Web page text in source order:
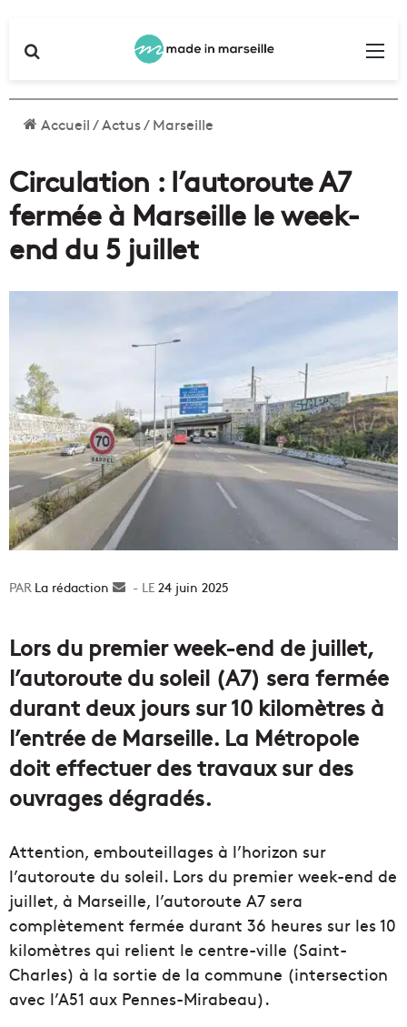
Accueil/Actus/Marseille
Circulation : l’autoroute A7
fermée à Marseille le week-
end du 5 juillet
La rédaction
Envoyer24 juin 2025
Lors du premier week-end de juillet,
l’autoroute du soleil (A7) sera fermée
durant deux jours sur 10 kilomètres à
l’entrée de Marseille. La Métropole
doit effectuer des travaux sur des
ouvrages dégradés.
Attention, embouteillages à l’horizon sur
l’autoroute du soleil. Lors du premier week-end de
juillet, à Marseille, l’autoroute A7 sera
complètement fermée durant 36 heures sur les 10
kilomètres qui relient le centre-ville (Saint-
Charles) à la sortie de la commune (intersection
avec l’A51 aux Pennes-Mirabeau).